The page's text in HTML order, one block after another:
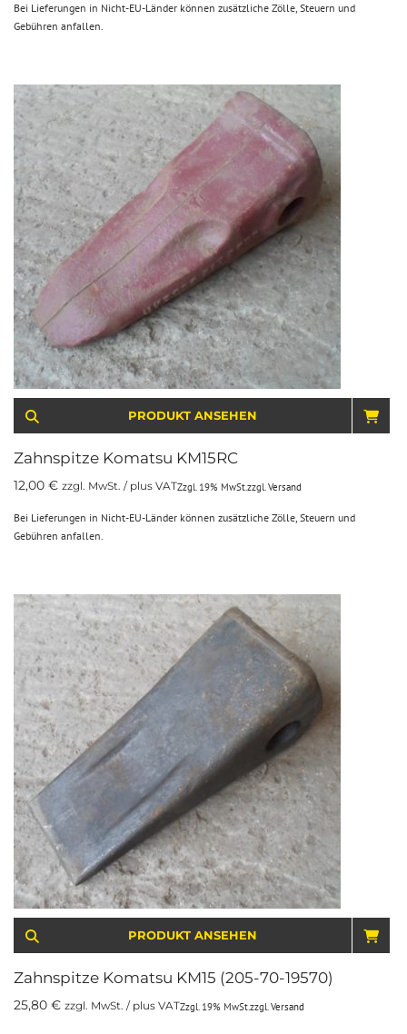
Bei Lieferungen in Nicht-EU-Länder können zusätzliche Zölle, Steuern und
Gebühren anfallen.
PRODUKT ANSEHEN
Zahnspitze Komatsu KM15RC
12,00 € zzgl. MwSt. / plus VATZzgl. 19% MwSt.zzgl.Versand
Bei Lieferungen in Nicht-EU-Länder können zusätzliche Zölle, Steuern und
Gebühren anfallen.
PRODUKT ANSEHEN
Zahnspitze Komatsu KM15 (205-70-19570)
25,80 € zzgl. MwSt. / plus VATZzgl. 19% MwSt.zzgl.Versand